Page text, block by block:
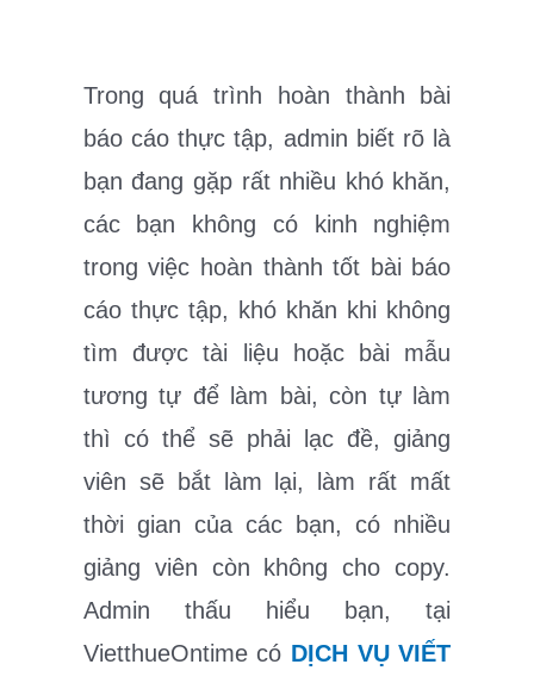
Trong quá trình hoàn thành bài
báo cáo thực tập, admin biết rõ là
bạn đang gặp rất nhiều khó khăn,
các bạn không có kinh nghiệm
trong việc hoàn thành tốt bài báo
cáo thực tập, khó khăn khi không
tìm được tài liệu hoặc bài mẫu
tương tự để làm bài, còn tự làm
thì có thể sẽ phải lạc đề, giảng
viên sẽ bắt làm lại, làm rất mất
thời gian của các bạn, có nhiều
giảng viên còn không cho copy.
Admin thấu hiểu bạn, tại
VietthueOntime có DỊCH VỤ VIẾT